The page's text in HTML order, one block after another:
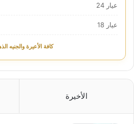
عيار 24
عيار 18
كافة الأعيرة والجنيه
الأخيرة